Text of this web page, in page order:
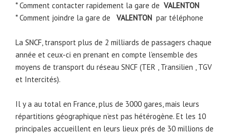
* Comment contacter rapidement la gare de VALENTON
* Comment joindre la gare de
VALENTON par téléphone
La SNCF, transport plus de 2 milliards de passagers chaque
année et ceux-ci en prenant en compte l’ensemble des
moyens de transport du réseau SNCF (TER , Transilien , TGV
et Intercités).
Il y a au total en France, plus de 3000 gares, mais leurs
répartitions géographique n’est pas hétérogène. Et les 10
principales accueillent en leurs lieux prés de 30 millions de